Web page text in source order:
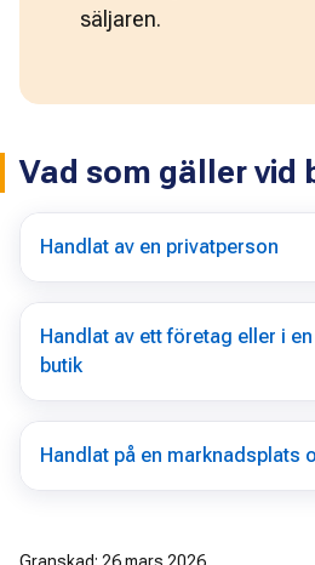
säljaren.
Vad som gäller vid
Handlat av en privatperson
Handlat av ett företag eller i
butik
Handlat på en marknadsplats